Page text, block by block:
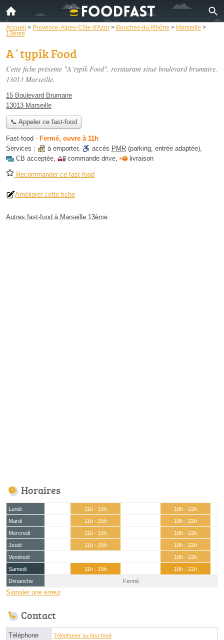
Accueil > Provence-Alpes-Côte d'Azur > Bouches-du-Rhône > Marseille >
13ème
A´typik Food
Cette fiche présente "A´typik Food", restaurant situé boulevard brumaire,
13013 Marseille.
15 Boulevard Brumaire
13013 Marseille
📞 Appeler ce fast-food
Fast-food - Fermé, ouvre à 11h
Services :
à emporter, accès PMR (parking, entrée adaptée),
CB acceptée, commande drive, livraison
Recommander ce fast-food
Améliorer cette fiche
Autres fast-food à Marseille 13ème
Horaires
Lundi 11h - 15h
18h - 22h
Mardi
11h - 15h
18h - 22h
Mercredi
11h - 15h
18h - 22h
Jeudi
11h - 15h
18h - 22h
Vendredi
18h - 22h
Samedi
11h - 15h
18h - 22h
Dimanche
Fermé
Signaler une erreur
Contact
Téléphone Téléphoner au fast-food